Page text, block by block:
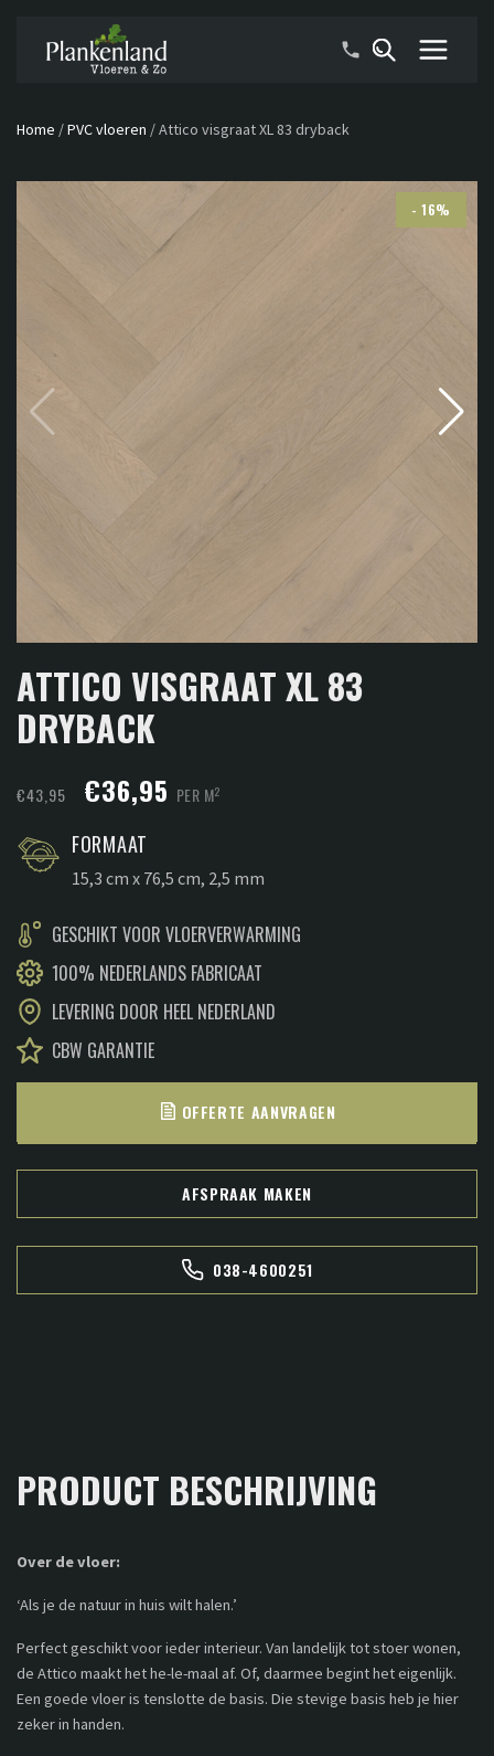
Home /PVC vloeren /Attico visgraat XL 83 dryback
- 16%
ATTICO VISGRAAT XL 83
DRYBACK
€43,95
Oorspronkelijke
prijs
was:
€36,95 Huidige
is:
PER M2
FORMAAT
15,3 cm x 76,5 cm, 2,5 mm
GESCHIKT VOOR VLOERVERWARMING
100% NEDERLANDS FABRICAAT
LEVERING DOOR HEEL NEDERLAND
CBW GARANTIE
OFFERTE AANVRAGEN
AFSPRAAK MAKEN
038-4600251
PRODUCT BESCHRIJVING
Over de vloer:
‘Als je de natuur in huis wilt halen.’
Perfect geschikt voor ieder interieur. Van landelijk tot stoer wonen,
de Attico maakt het he-le-maal af. Of, daarmee begint het eigenlijk.
Een goede vloer is tenslotte de basis. Die stevige basis heb je hier
zeker in handen.